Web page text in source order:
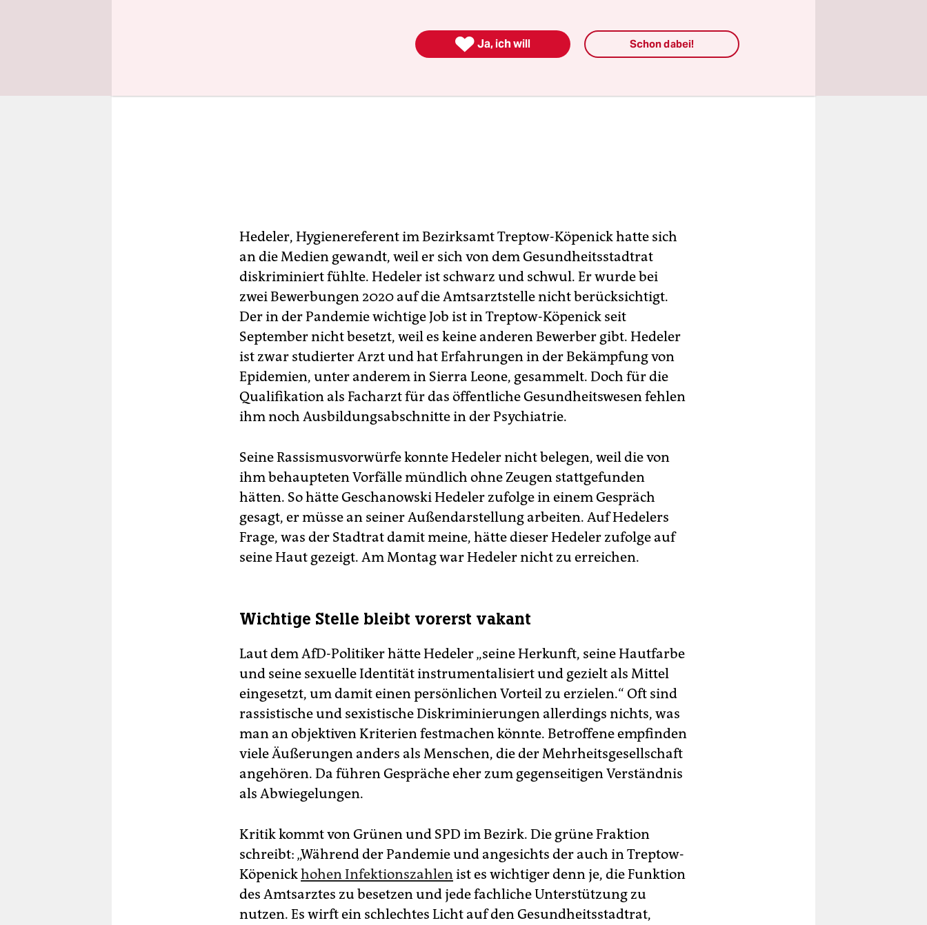
Hedeler, Hygienereferent im Bezirksamt Treptow-Köpenick hatte sich
an die Medien gewandt, weil er sich von dem Gesundheitsstadtrat
diskriminiert fühlte. Hedeler ist schwarz und schwul. Er wurde bei
zwei Bewerbungen 2020 auf die Amtsarztstelle nicht berücksichtigt.
Der in der Pandemie wichtige Job ist in Treptow-Köpenick seit
September nicht besetzt, weil es keine anderen Bewerber gibt. Hedeler
ist zwar studierter Arzt und hat Erfahrungen in der Bekämpfung von
Epidemien, unter anderem in Sierra Leone, gesammelt. Doch für die
Qualifikation als Facharzt für das öffentliche Gesundheitswesen fehlen
ihm noch Ausbildungsabschnitte in der Psychiatrie.
Seine Rassismusvorwürfe konnte Hedeler nicht belegen, weil die von
ihm behaupteten Vorfälle mündlich ohne Zeugen stattgefunden
hätten. So hätte Geschanowski Hedeler zufolge in einem Gespräch
gesagt, er müsse an seiner Außendarstellung arbeiten. Auf Hedelers
Frage, was der Stadtrat damit meine, hätte dieser Hedeler zufolge auf
seine Haut gezeigt. Am Montag war Hedeler nicht zu erreichen.
Wichtige Stelle bleibt vorerst vakant
Laut dem AfD-Politiker hätte Hedeler „seine Herkunft, seine Hautfarbe
und seine sexuelle Identität instrumentalisiert und gezielt als Mittel
eingesetzt, um damit einen persönlichen Vorteil zu erzielen.“ Oft sind
rassistische und sexistische Diskriminierungen allerdings nichts, was
man an objektiven Kriterien festmachen könnte. Betroffene empfinden
viele Äußerungen anders als Menschen, die der Mehrheitsgesellschaft
angehören. Da führen Gespräche eher zum gegenseitigen Verständnis
als Abwiegelungen.
Kritik kommt von Grünen und SPD im Bezirk. Die grüne Fraktion
schreibt: „Während der Pandemie und angesichts der auch in Treptow-
Köpenickhohen Infektionszahlenist es wichtiger denn je, die Funktion
des Amtsarztes zu besetzen und jede fachliche Unterstützung zu
nutzen. Es wirft ein schlechtes Licht auf den Gesundheitsstadtrat,
 Ja, ich will Schon dabei!